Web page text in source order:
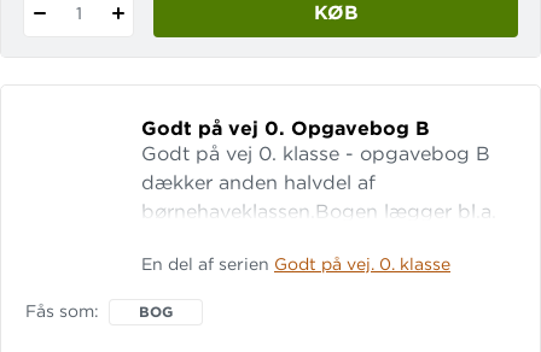
1 KØB
Godt på vej 0. Opgavebog B
Godt på vej 0. klasse - opgavebog B
dækker anden halvdel af
børnehaveklassen.Bogen lægger bl.a.
opmærksomhed, farver og figurer,
En del af serien Godt på vej. 0. klasse
Fås som BOG